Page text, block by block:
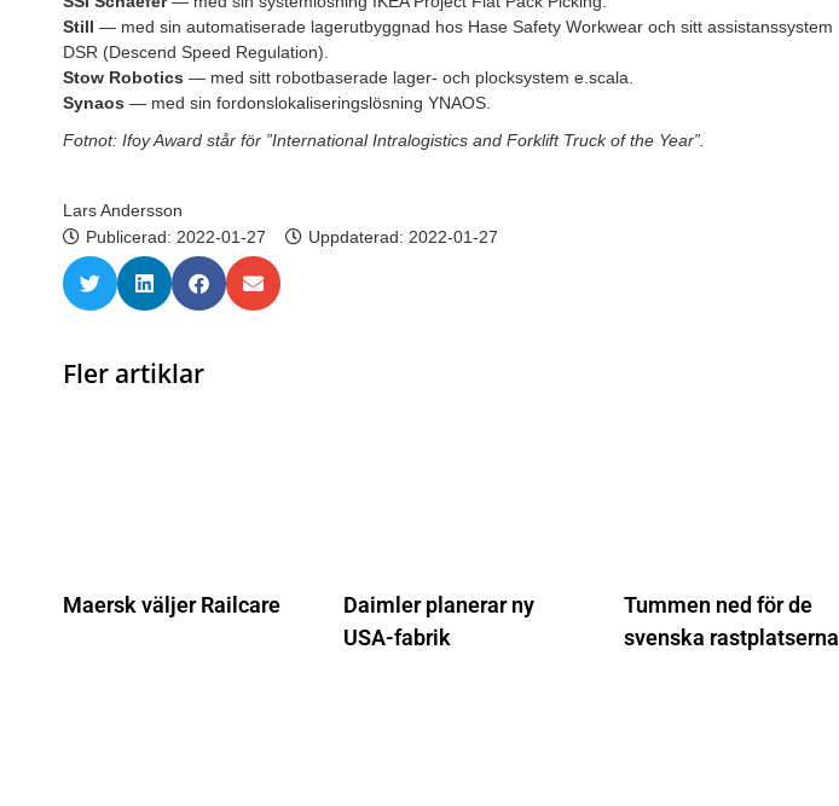
Still — med sin automatiserade lagerutbyggnad hos Hase Safety Workwear och sitt assistanssystem
DSR (Descend Speed Regulation).
Stow Robotics — med sitt robotbaserade lager- och plocksystem e.scala.
Synaos — med sin fordonslokaliseringslösning YNAOS.
Fotnot: Ifoy Award står för ”International Intralogistics and Forklift Truck of the Year”.
Lars Andersson
Publicerad: 2022-01-27 Uppdaterad: 2022-01-27
Fler artiklar
Maersk väljer Railcare
Daimler planerar ny
USA-fabrik
Tummen ned för de
svenska rastplatserna